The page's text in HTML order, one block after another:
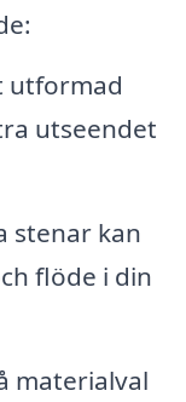
utformad
utseendet
stenar kan
flöde i din
materialval